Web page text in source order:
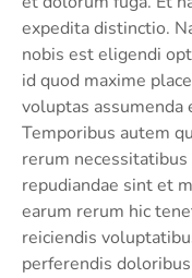
expedita distinctio.
nobis est eligendi
id quod maxime
voluptas
Temporibus autem
rerum
repudiandae sint et
earum rerum hic
reiciendis
perferendis